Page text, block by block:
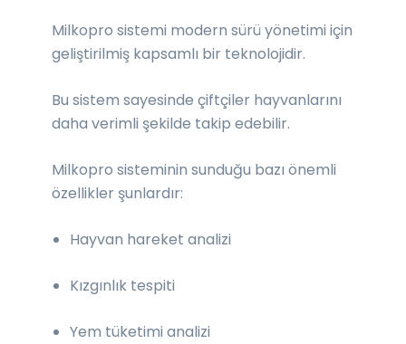
Milkopro sistemi modern sürü yönetimi için
geliştirilmiş kapsamlı bir teknolojidir.
Bu sistem sayesinde çiftçiler hayvanlarını
daha verimli şekilde takip edebilir.
Milkopro sisteminin sunduğu bazı önemli
özellikler şunlardır:
Hayvan hareket analizi
Kızgınlık tespiti
Yem tüketimi analizi